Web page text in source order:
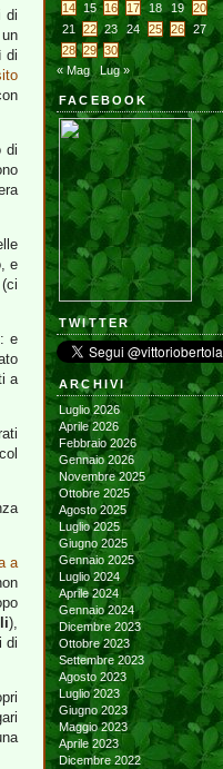
di
di
di
e
e
a
a
),
di
14
15 16 17 18 19
20
21
22 23 24 25 26
27
28
29
30
« Mag
Lug »
FACEBOOK
TWITTER
ARCHIVI
Luglio 2026
Aprile 2026
Febbraio 2026
Gennaio 2026
Novembre 2025
Ottobre 2025
Agosto 2025
Luglio 2025
Giugno 2025
Gennaio 2025
Luglio 2024
Aprile 2024
Gennaio 2024
Dicembre 2023
Ottobre 2023
Settembre 2023
Agosto 2023
Luglio 2023
Giugno 2023
Maggio 2023
Aprile 2023
Dicembre 2022